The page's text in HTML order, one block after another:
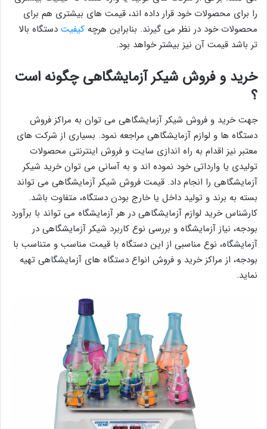
را برای محصولات خود قرار داده اند، قیمت های بیشتری هم برای
محصولات خود در نظر می گیرند. بنابراین هرچه کیفیت دستگاه بالا
تر باشد قیمت آن نیز بیشتر خواهد بود.
خرید و فروش شیکر آزمایشگاهی چگونه است
؟
جهت خرید و فروش شیکر آزمایشگاهی می توان به مراکز فروش
دستگاه ها و لوازم آزمایشگاهی مراجعه نمود. بسیاری از شرکت های
معتبر نیز اقدام به راه اندازی سایت و فروش اینترنتی محصولات
تولیدی یا وارداتی خود نموده اند و به آسانی می توان خرید شیکر
آزمایشگاهی را انجام داد. قیمت فروش شیکر آزمایشگاهی می تواند
بسته به برند و تولید داخل یا خارج بودن دستگاه، متفاوت باشد.
کارشناس خرید لوازم آزمایشگاهی در هر آزمایشگاه می تواند با برآورد
بودجه، نیاز آزمایشگاه و بررسی نوع کاربرد شیکر آزمایشگاهی در
آزمایشگاه، نوع مناسبی از این دستگاه با قیمت مناسب و متناسب با
بودجه، از مراکز خرید و فروش انواع دستگاه های آزمایشگاهی تهیه
نماید.